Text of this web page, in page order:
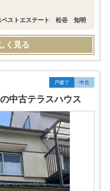
ベストエステート 松谷 知明
く見る
戸建て 中古
中古テラスハウス